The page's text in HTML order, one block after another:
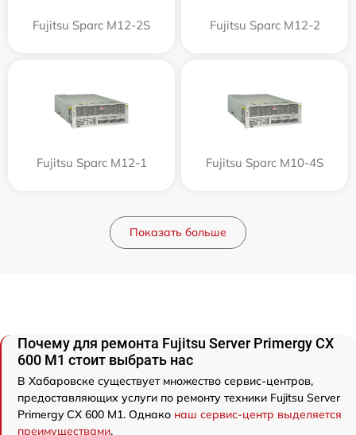
Fujitsu Sparc M12-2S Fujitsu Sparc M12-2
Fujitsu Sparc M12-1 Fujitsu Sparc M10-4S
Показать больше
Почему для ремонта Fujitsu Server Primergy CX
600 M1 стоит выбрать нас
В Хабаровске существует множество сервис-центров,
предоставляющих услуги по ремонту техники Fujitsu Server
Primergy CX 600 M1. Однако наш сервис-центр выделяется
преимуществами.